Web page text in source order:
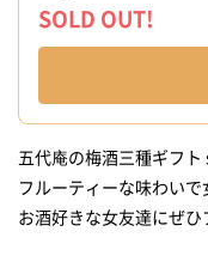
SOLD OUT!
五代庵の梅酒三種ギフ
フルーティーな味わいで
お酒好きな女友達にぜひ